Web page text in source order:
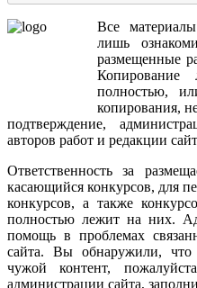
Все материалы
лишь
размещенные
Копирование
полностью,
копирования,
подтверждение,
авторов работ и редакции
Ответственность
за
касающийся конкурсов, для
конкурсов, а также
полностью лежит на них.
помощь в проблемах
сайта. Вы обнаружили, что
чужой
контент, пожалуйста
администрации сайта,